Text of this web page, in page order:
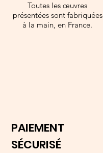
Toutes les œuvres
présentées sont fabriquées
à la main, en France.
PAIEMENT
SÉCURISÉ